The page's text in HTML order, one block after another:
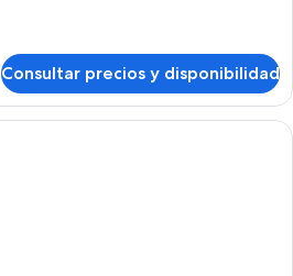
Consultar precios y disponibilidad